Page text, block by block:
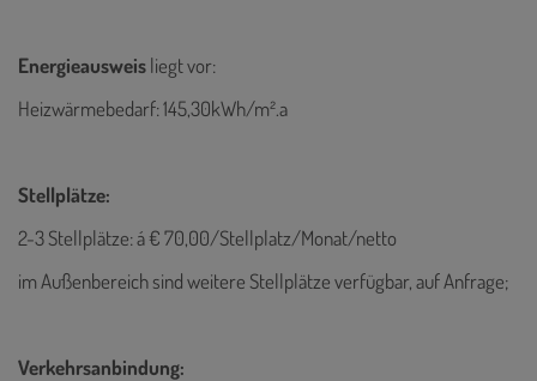
Energieausweisliegt vor:
Heizwärmebedarf: 145,30kWh/m².a
Stellplätze:
2-3 Stellplätze: á € 70,00/Stellplatz/Monat/netto
im Außenbereich sind weitere Stellplätze verfügbar, auf Anfrage;
Verkehrsanbindung: